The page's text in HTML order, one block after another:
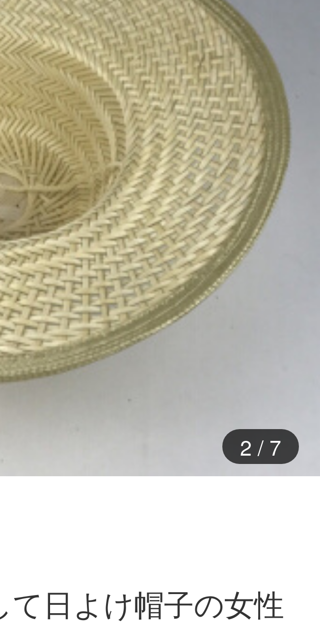
2 / 7
日よけ帽子の女性